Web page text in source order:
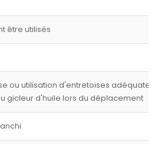
être utilisés
ou utilisation d'entretoises adéquates,
gicleur d'huile lors du déplacement